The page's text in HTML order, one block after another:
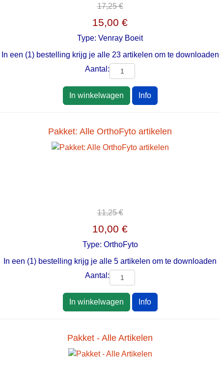
17,25 €
15,00 €
Type: Venray Boeit
In een (1) bestelling krijg je alle 23 artikelen om te downloaden
Aantal:
In winkelwagen Info
Pakket: Alle OrthoFyto artikelen
11,25 €
10,00 €
Type: OrthoFyto
In een (1) bestelling krijg je alle 5 artikelen om te downloaden
Aantal:
In winkelwagen Info
Pakket - Alle Artikelen